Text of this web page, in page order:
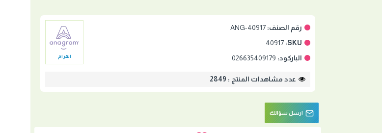
رقم الصنف: ANG-40917
SKU:
40917
الباركود: 026635409179 انقرام
عدد مشاهدات المنتج : 2849
ارسل سؤالك